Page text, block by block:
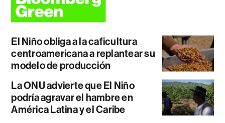
El Niño obliga a la caficultura
centroamericana a replantear su
modelo de producción
La ONU advierte que El Niño
podría agravar el hambre en
América Latina y el Caribe